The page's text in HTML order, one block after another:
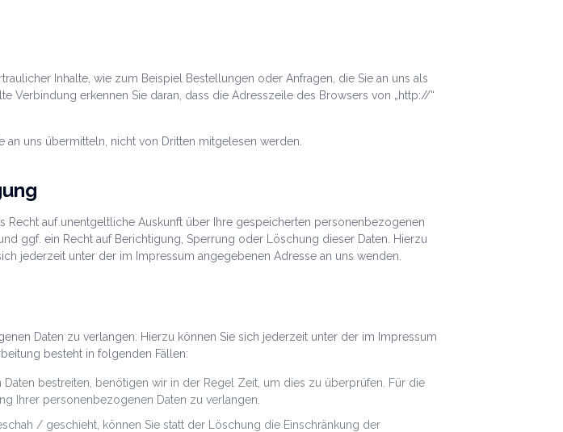
Inhalte, wie zum Beispiel Bestellungen oder Anfragen, die Sie an uns als
Verbindung erkennen Sie daran, dass die Adresszeile des Browsers von „http://“
an uns übermitteln, nicht von Dritten mitgelesen werden.
auf unentgeltliche Auskunft über Ihre gespeicherten personenbezogenen
ggf. ein Recht auf Berichtigung, Sperrung oder Löschung dieser Daten. Hierzu
jederzeit unter der im Impressum angegebenen Adresse an uns wenden.
Daten zu verlangen. Hierzu können Sie sich jederzeit unter der im Impressum
besteht in folgenden Fällen:
bestreiten, benötigen wir in der Regel Zeit, um dies zu überprüfen. Für die
Ihrer personenbezogenen Daten zu verlangen.
/ geschieht, können Sie statt der Löschung die Einschränkung der